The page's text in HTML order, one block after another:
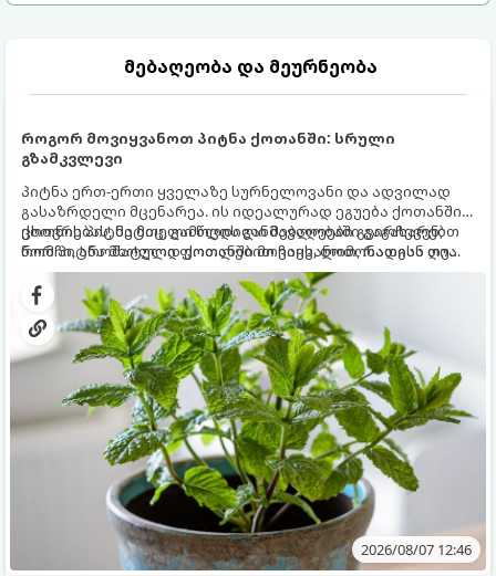
მებაღეობა და მეურნეობა
როგორ მოვიყვანოთ პიტნა ქოთანში: სრული
გზამკვლევი
პიტნა ერთ-ერთი ყველაზე სურნელოვანი და ადვილად
გასაზრდელი მცენარეა. ის იდეალურად ეგუება ქოთანში
ცხოვრებას, მეტიც, გამოცდილი მებაღეები გვირჩევენ,
რომ პიტნა მხოლოდ ქოთანში მოვიყვანოთ, რადგან ღია
გრუნტში (ბაღში) დარგვისას ის ფესვებით ძალიან
სწრაფად ვრცელდება და სხვა მცენარეებს ავიწროებს.
ქოთნის პიტნა მთელი წლის განმავლობაში გაგახარებთ
ნორჩი, არომატული ფოთლებით ჩაის, ლიმონათისა თუ
კერძებისთვის.
2026/08/07 12:46